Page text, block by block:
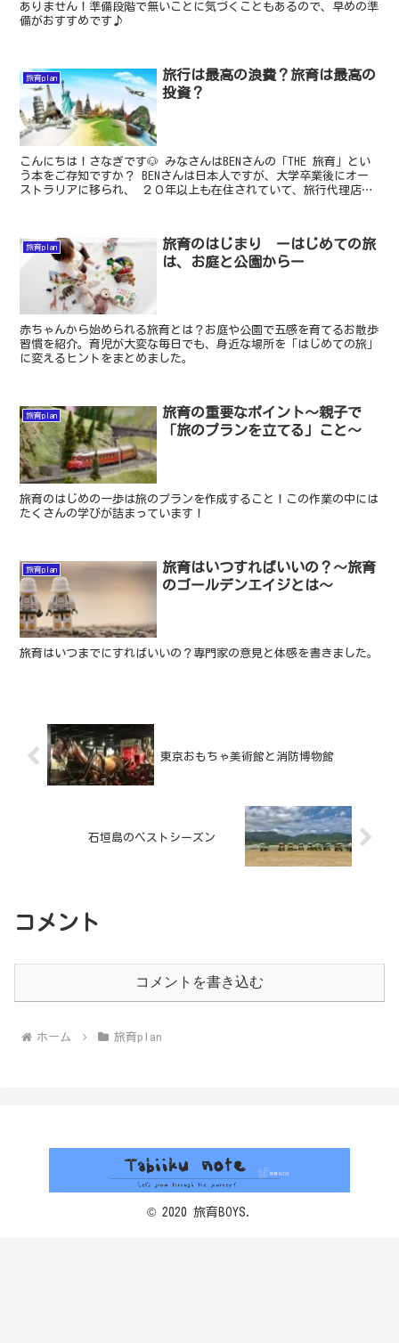
ありません！準備段階で無いことに気づくこともあるので、早めの準
備がおすすめです♪
旅育plan
旅行は最高の浪費？旅育は最高の
投資？
こんにちは！さなぎです🐶 みなさんはBENさんの「THE 旅育」とい
う本をご存知ですか？ BENさんは日本人ですが、大学卒業後にオー
ストラリアに移られ、 ２０年以上も在住されていて、旅行代理店や
旅育plan
旅育のはじまり ーはじめての旅
は、お庭と公園からー
赤ちゃんから始められる旅育とは？お庭や公園で五感を育てるお散歩
習慣を紹介。育児が大変な毎日でも、身近な場所を「はじめての旅」
に変えるヒントをまとめました。
旅育plan
旅育の重要なポイント〜親子で
「旅のプランを立てる」こと〜
旅育のはじめの一歩は旅のプランを作成すること！この作業の中には
たくさんの学びが詰まっています！
旅育plan
旅育はいつすればいいの？〜旅育
のゴールデンエイジとは〜
旅育はいつまでにすればいいの？専門家の意見と体感を書きました。
東京おもちゃ美術館と消防博物館
石垣島のベストシーズン
コメント
コメントを書き込む
ホーム 旅育plan
© 2020 旅育BOYS.